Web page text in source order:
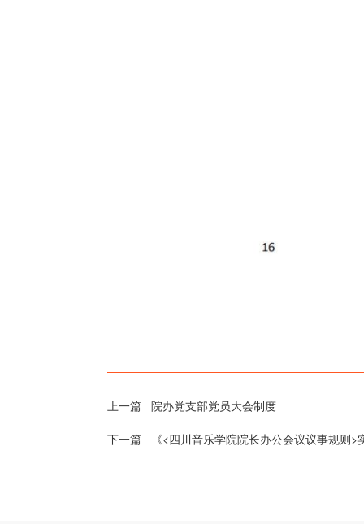
上一篇 院办党支部党员大会制度
下一篇 《<四川音乐学院院长办公会议议事规则>